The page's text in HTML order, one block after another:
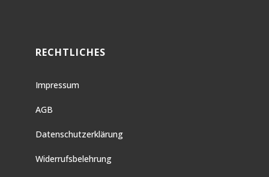
RECHTLICHES
Impressum
AGB
Datenschutzerklärung
Widerrufsbelehrung